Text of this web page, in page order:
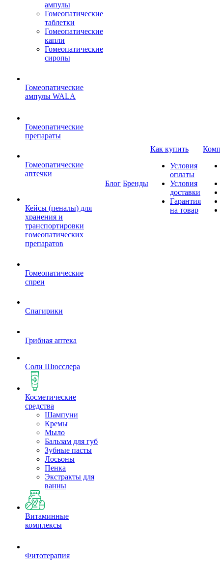
ампулы
Гомеопатические
таблетки
Гомеопатические
капли
Гомеопатические
сиропы
Гомеопатические
ампулы WALA
Гомеопатические
препараты
Гомеопатические
аптечки
Кейсы (пеналы) для
хранения и
транспортировки
гомеопатических
препаратов
Гомеопатические
спреи
Спагирики
Грибная аптека
Соли Шюсслера
Косметические
средства
Шампуни
Кремы
Мыло
Бальзам для губ
Зубные пасты
Лосьоны
Пенка
Экстракты для
ванны
Витаминные
комплексы
Фитотерапия
Блог Бренды
Как купить
Условия
оплаты
Условия
доставки
Гарантия
на товар